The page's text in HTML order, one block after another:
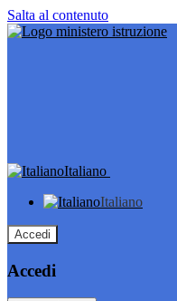
Salta al contenuto
Italiano
Italiano
Accedi
Accedi